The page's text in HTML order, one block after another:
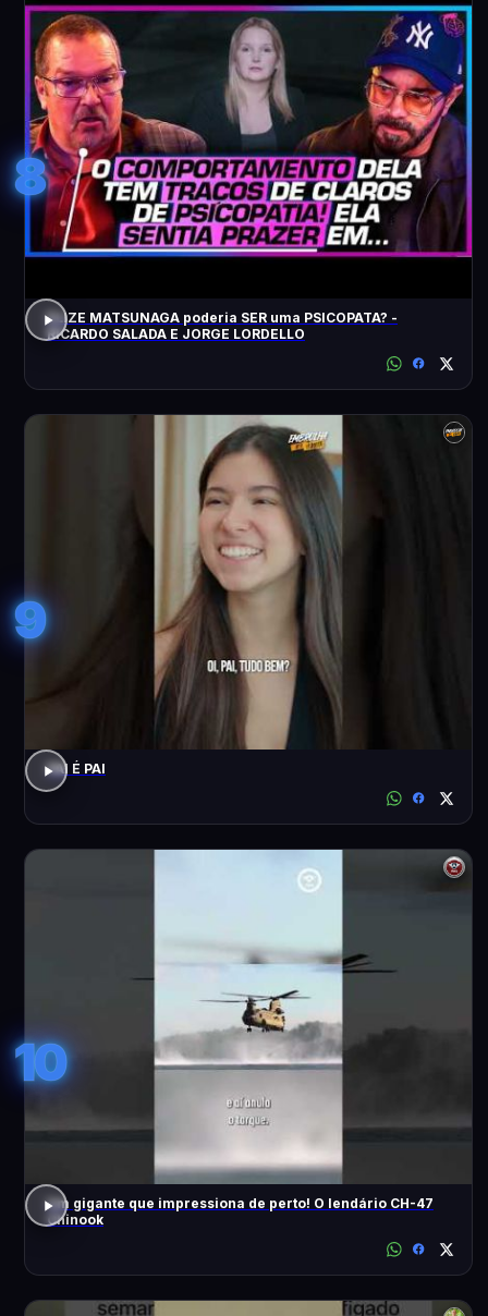
8
ELIZE MATSUNAGA poderia SER uma PSICOPATA? -
RICARDO SALADA E JORGE LORDELLO
9
PAI É PAI
10
Um gigante que impressiona de perto! O lendário CH-47
Chinook